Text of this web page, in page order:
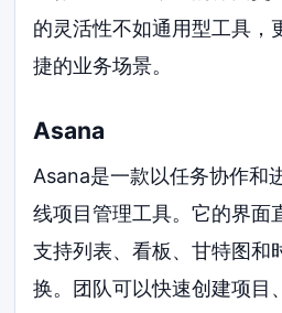
的灵活性不如通用型工具，
捷的业务场景。
Asana
Asana是一款以任务协作和
线项目管理工具。它的界面
支持列表、看板、甘特图和
换。团队可以快速创建项目